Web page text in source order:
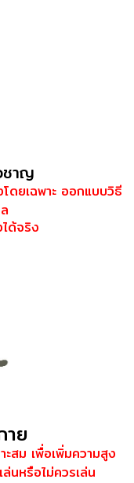
ชาญ
โดยเฉพาะ ออกแบบวิธี
ด้จริง
ย
ะสม เพื่อเพิ่มความสูง
นหรือไม่ควรเล่น